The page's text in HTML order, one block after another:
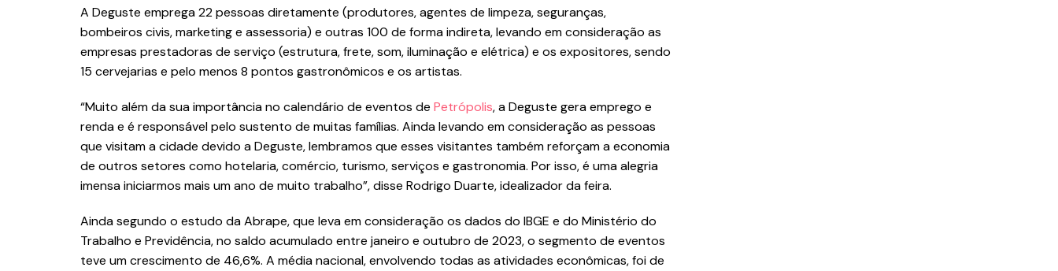
A Deguste emprega 22 pessoas diretamente (produtores, agentes de limpeza, seguranças,
bombeiros civis, marketing e assessoria) e outras 100 de forma indireta, levando em consideração as
empresas prestadoras de serviço (estrutura, frete, som, iluminação e elétrica) e os expositores, sendo
15 cervejarias e pelo menos 8 pontos gastronômicos e os artistas.
“Muito além da sua importância no calendário de eventos de Petrópolis, a Deguste gera emprego e
renda e é responsável pelo sustento de muitas famílias. Ainda levando em consideração as pessoas
que visitam a cidade devido a Deguste, lembramos que esses visitantes também reforçam a economia
de outros setores como hotelaria, comércio, turismo, serviços e gastronomia. Por isso, é uma alegria
imensa iniciarmos mais um ano de muito trabalho”, disse Rodrigo Duarte, idealizador da feira.
Ainda segundo o estudo da Abrape, que leva em consideração os dados do IBGE e do Ministério do
Trabalho e Previdência, no saldo acumulado entre janeiro e outubro de 2023, o segmento de eventos
teve um crescimento de 46,6%. A média nacional, envolvendo todas as atividades econômicas, foi de